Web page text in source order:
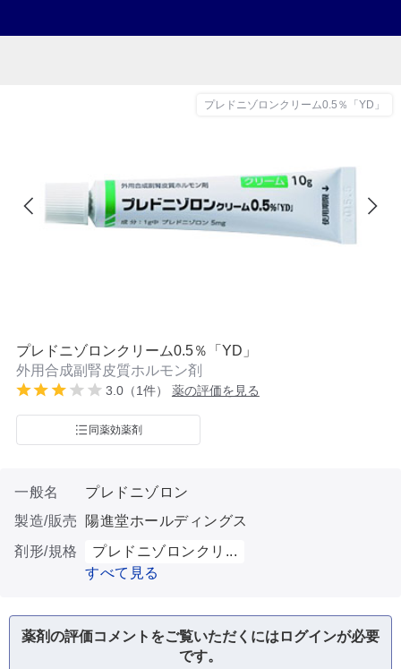
プレドニゾロンクリーム0.5％「YD」
プレドニゾロンクリーム0.5％「YD」
外用合成副腎皮質ホルモン剤
3.0（1件） 薬の評価を見る
同薬効薬剤
一般名
プレドニゾロン
製造/販売
陽進堂ホールディングス
剤形/規格
プレドニゾロンクリ...
すべて見る
薬剤の評価コメントをご覧いただくにはログインが必要
です。